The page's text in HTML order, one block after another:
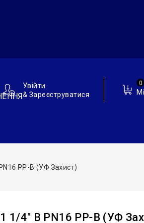
0
Увійти
& Зареєструватися
PP-B (УФ Захист)
1/4″ В PN16 PP-B (УФ